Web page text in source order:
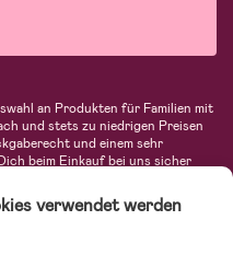
an Produkten für Familien mit
und stets zu niedrigen Preisen
und einem sehr
beim Einkauf bei uns sicher
für Mütter und eine Menge
Babyprodukte und
Herstellern wie Britax, Maxi-
verwendet werden